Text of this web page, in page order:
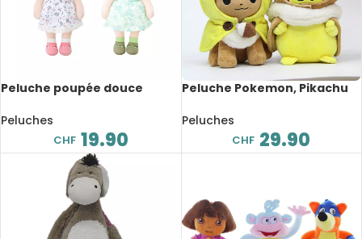
Peluche poupée douce
Peluches
CHF 19.90
Peluche Pokemon, Pikachu
Peluches
CHF 29.90